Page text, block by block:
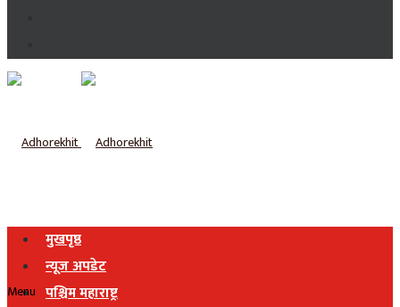
मुखपृष्ठ
न्यूज अपडेट
पश्चिम महाराष्ट्र
Menu